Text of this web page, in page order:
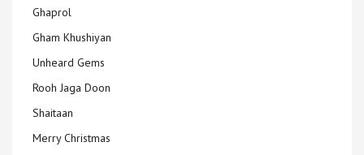
Ghaprol
Gham Khushiyan
Unheard Gems
Rooh Jaga Doon
Shaitaan
Merry Christmas